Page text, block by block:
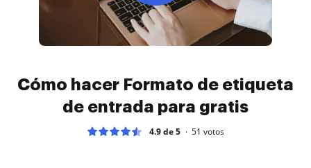
Cómo hacer Formato de etiqueta
de entrada para gratis
4.9 de 5 51 votos